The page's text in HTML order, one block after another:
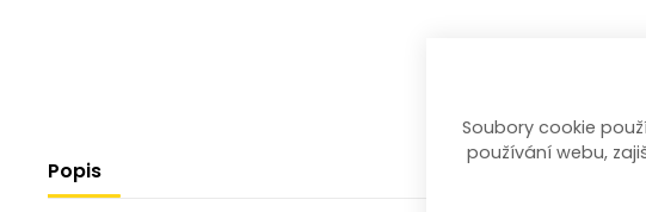
Popis
Soubory cookie
používání webu,